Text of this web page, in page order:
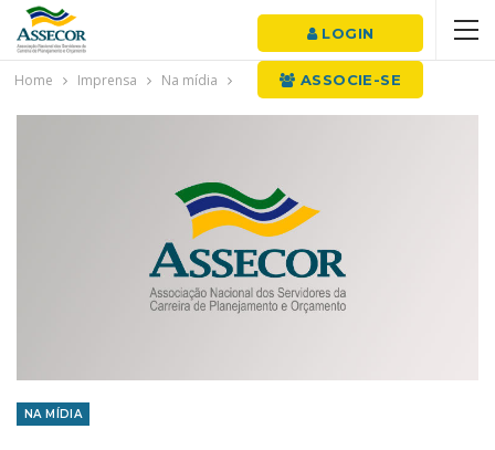
LOGIN
ASSOCIE-SE
Home Imprensa Na mídia
NA MÍDIA